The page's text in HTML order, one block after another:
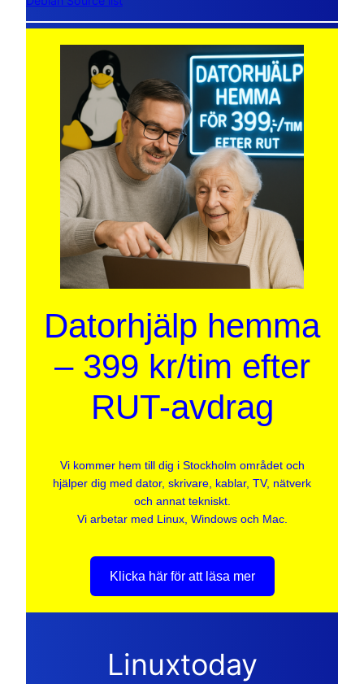
Datorhjälp hemma
– 399 kr/tim efter
RUT-avdrag
Vi kommer hem till dig i Stockholm området och
hjälper dig med dator, skrivare, kablar, TV, nätverk
och annat tekniskt.
Vi arbetar med Linux, Windows och Mac.
Klicka här för att läsa mer
Linuxtoday